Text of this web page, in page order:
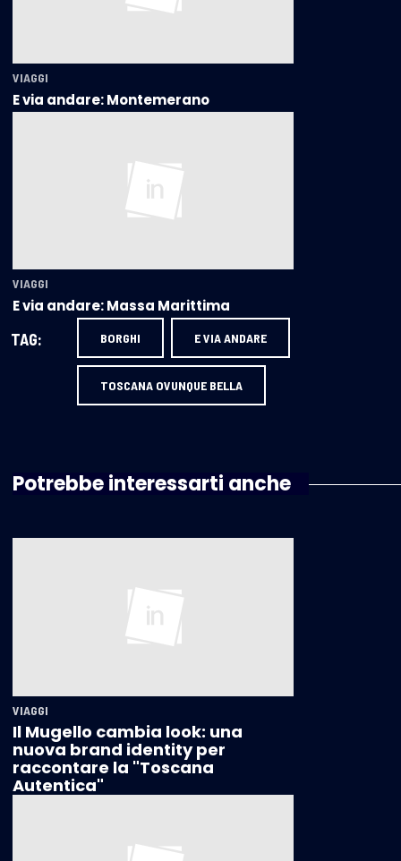
VIAGGI
E via andare: Montemerano
VIAGGI
E via andare: Massa Marittima
TAG: BORGHI E VIA ANDARE
TOSCANA OVUNQUE BELLA
Potrebbe interessarti anche
VIAGGI
Il Mugello cambia look: una
nuova brand identity per
raccontare la "Toscana
Autentica"